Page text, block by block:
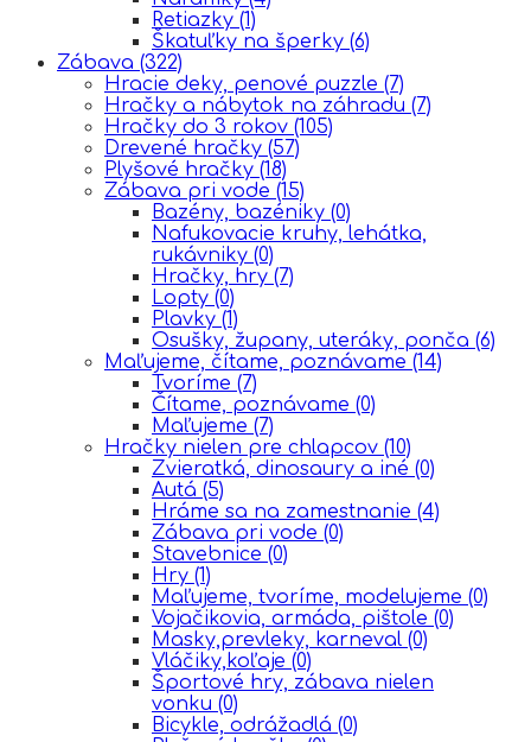
Retiazky (1)
Škatuľky na šperky (6)
Zábava (322)
Hracie deky, penové puzzle (7)
Hračky a nábytok na záhradu (7)
Hračky do 3 rokov (105)
Drevené hračky (57)
Plyšové hračky (18)
Zábava pri vode (15)
Bazény, bazéniky (0)
Nafukovacie kruhy, lehátka,
rukávniky (0)
Hračky, hry (7)
Lopty (0)
Plavky (1)
Osušky, župany, uteráky, ponča (6)
Maľujeme, čítame, poznávame (14)
Tvoríme (7)
Čítame, poznávame (0)
Maľujeme (7)
Hračky nielen pre chlapcov (10)
Zvieratká, dinosaury a iné (0)
Autá (5)
Hráme sa na zamestnanie (4)
Zábava pri vode (0)
Stavebnice (0)
Hry (1)
Maľujeme, tvoríme, modelujeme (0)
Vojačikovia, armáda, pištole (0)
Masky,prevleky, karneval (0)
Vláčiky,koľaje (0)
Športové hry, zábava nielen
vonku (0)
Bicykle, odrážadlá (0)